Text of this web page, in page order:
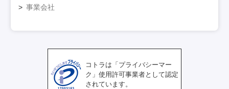
事業会社
コトラは「プライバシーマー
ク」使用許可事業者として認定
されています。